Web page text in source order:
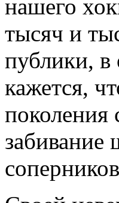
нашего
тысяч и
публики, в
кажется,
поколения
забивание